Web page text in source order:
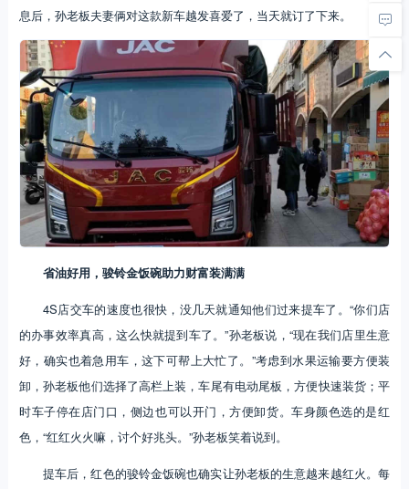
息后，孙老板夫妻俩对这款新车越发喜爱了，当天就订了下来。
省油好用，骏铃金饭碗助力财富装满满
4S店交车的速度也很快，没几天就通知他们过来提车了。“你们店
的办事效率真高，这么快就提到车了。”孙老板说，“现在我们店里生意
好，确实也着急用车，这下可帮上大忙了。”考虑到水果运输要方便装
卸，孙老板他们选择了高栏上装，车尾有电动尾板，方便快速装货；平
时车子停在店门口，侧边也可以开门，方便卸货。车身颜色选的是红
色，“红红火火嘛，讨个好兆头。”孙老板笑着说到。
提车后，红色的骏铃金饭碗也确实让孙老板的生意越来越红火。每